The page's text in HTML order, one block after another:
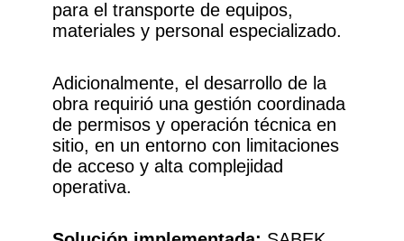
para el transporte de equipos,
materiales y personal especializado.
Adicionalmente, el desarrollo de la
obra requirió una gestión coordinada
de permisos y operación técnica en
sitio, en un entorno con limitaciones
de acceso y alta complejidad
operativa.